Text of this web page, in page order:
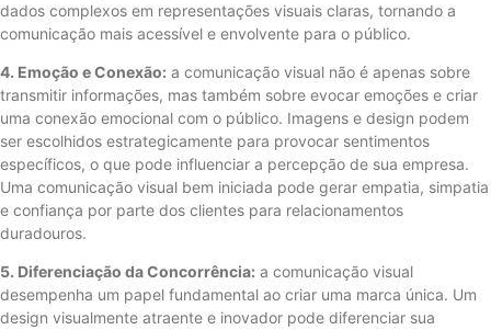
dados complexos em representações visuais claras, tornando a
comunicação mais acessível e envolvente para o público.
4. Emoção e Conexão: a comunicação visual não é apenas sobre
transmitir informações, mas também sobre evocar emoções e criar
uma conexão emocional com o público. Imagens e design podem
ser escolhidos estrategicamente para provocar sentimentos
específicos, o que pode influenciar a percepção de sua empresa.
Uma comunicação visual bem iniciada pode gerar empatia, simpatia
e confiança por parte dos clientes para relacionamentos
duradouros.
5. Diferenciação da Concorrência: a comunicação visual
desempenha um papel fundamental ao criar uma marca única. Um
design visualmente atraente e inovador pode diferenciar sua